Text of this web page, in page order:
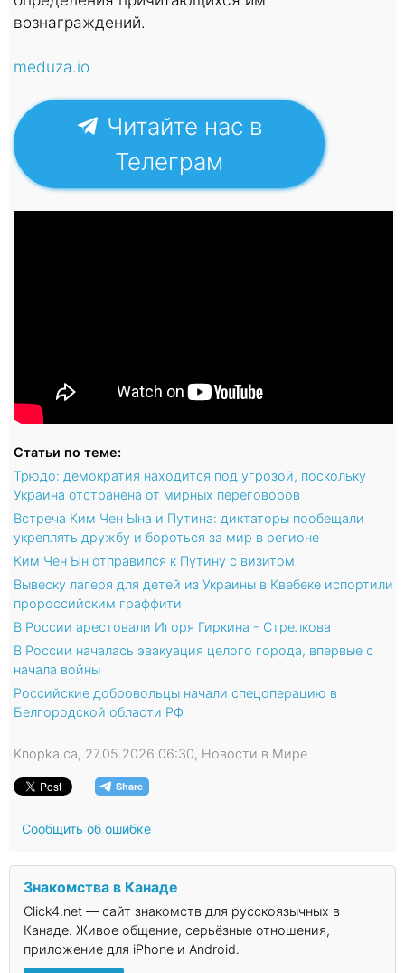
вознаграждений.
meduza.io
Читайте нас в
Телеграм
Статьи по теме:
Трюдо: демократия находится под угрозой, поскольку
Украина отстранена от мирных переговоров
Встреча Ким Чен Ына и Путина: диктаторы пообещали
укреплять дружбу и бороться за мир в регионе
Ким Чен Ын отправился к Путину с визитом
Вывеску лагеря для детей из Украины в Квебеке испортили
пророссийским граффити
В России арестовали Игоря Гиркина - Стрелкова
В России началась эвакуация целого города, впервые с
начала войны
Российские добровольцы начали спецоперацию в
Белгородской области РФ
Knopka.ca, 27.05.2026 06:30, Новости в Мире
Сообщить об ошибке
Знакомства в Канаде
Click4.net — сайт знакомств для русскоязычных в
Канаде. Живое общение, серьёзные отношения,
приложение для iPhone и Android.